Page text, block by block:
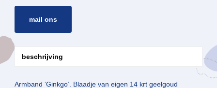
mail ons
beschrijving
Armband ‘Ginkgo’. Blaadje van eigen 14 krt geelgoud